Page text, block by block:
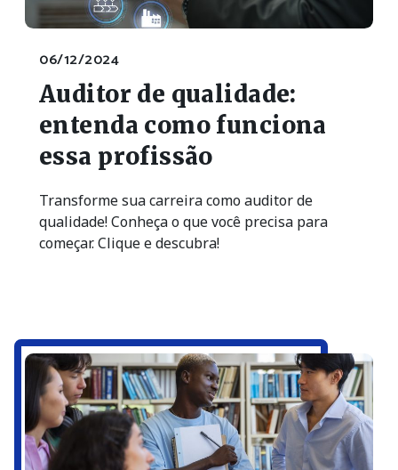
06/12/2024
Auditor de qualidade:
entenda como funciona
essa profissão
Transforme sua carreira como auditor de
qualidade! Conheça o que você precisa para
começar. Clique e descubra!